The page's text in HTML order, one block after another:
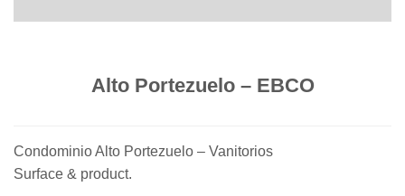
Alto Portezuelo – EBCO
Condominio Alto Portezuelo – Vanitorios
Surface & product.